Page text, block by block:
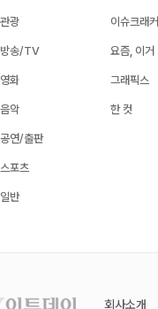
관광
방송/TV
영화
음악
공연/출판
스포츠
일반
이슈크래커
요즘, 이거
그래픽스
한 컷
회사소개